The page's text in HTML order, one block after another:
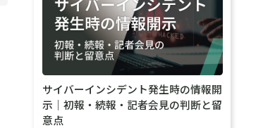
サイバーインシデント発生時の情報開
示｜初報・続報・記者会見の判断と留
意点